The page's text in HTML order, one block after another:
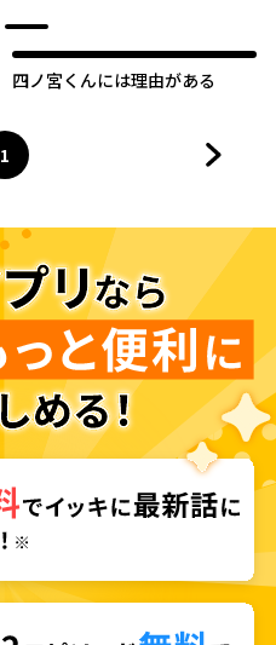
四ノ宮くんには理由がある
ページ
1
へ